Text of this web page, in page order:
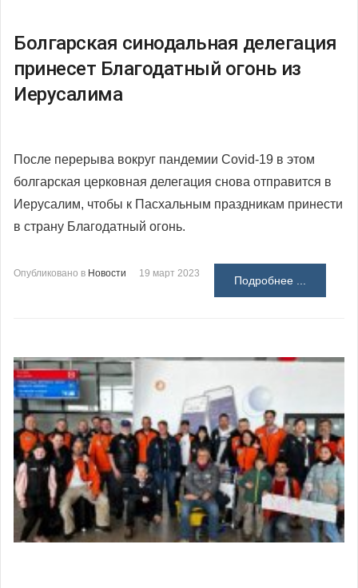
Болгарская синодальная делегация
принесет Благодатный огонь из
Иерусалима
После перерыва вокруг пандемии Covid-19 в этом
болгарская церковная делегация снова отправится в
Иерусалим, чтобы к Пасхальным праздникам принести
в страну Благодатный огонь.
Опубликовано в Новости 19 март 2023
Подробнее ...